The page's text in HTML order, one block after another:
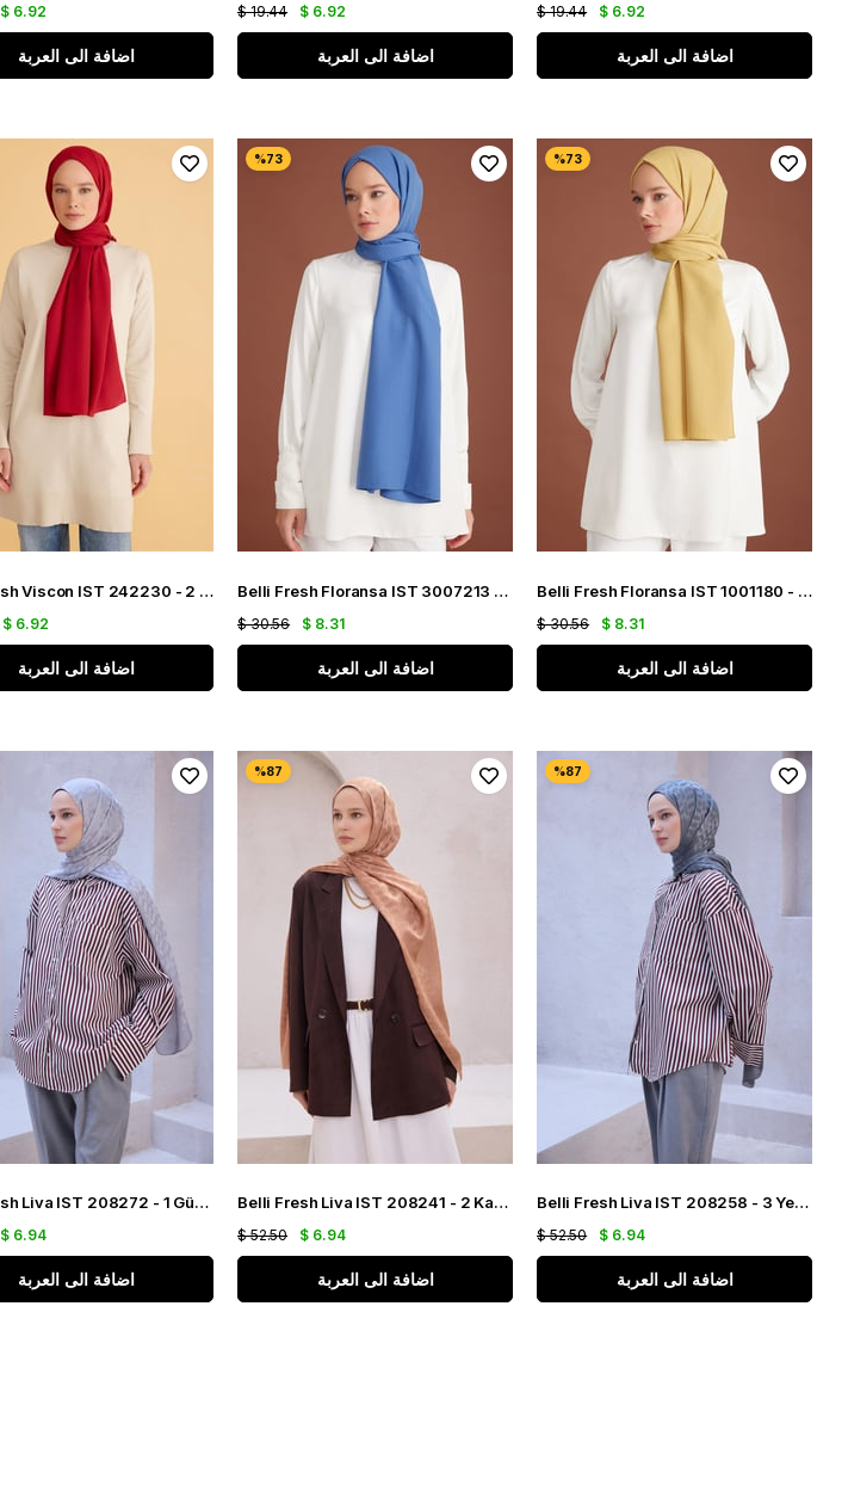
$ 6.92
اضافة الى العربة
$ 6.92
$ 19.44
اضافة الى العربة
$ 6.92
$ 19.44
اضافة الى العربة
Belli Fresh Viscon IST 242230 - 2 Bordo Düz Renk Şal
$ 6.92
اضافة الى العربة
Belli Fresh Floransa IST 3007213 - 1 İndigo Düz Renk Şal
$ 8.31
$ 30.56
اضافة الى العربة
Belli Fresh Floransa IST 1001180 - 2 Yağ Yeşil Düz Renk Tensel Şal
$ 8.31
$ 30.56
اضافة الى العربة
Belli Fresh Liva IST 208272 - 1 Gümüş Renk Jakarlı Şal
$ 6.94
اضافة الى العربة
Belli Fresh Liva IST 208241 - 2 Kavuniçi Renk Jakarlı Şal
$ 6.94
$ 52.50
اضافة الى العربة
Belli Fresh Liva IST 208258 - 3 Yeşil Renk Jakarlı Şal
$ 6.94
$ 52.50
اضافة الى العربة